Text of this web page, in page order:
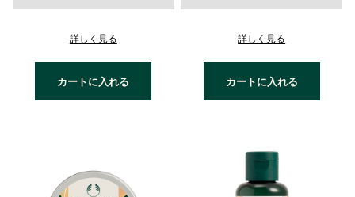
詳しく見る
カートに入れる
詳しく見る
カートに入れる